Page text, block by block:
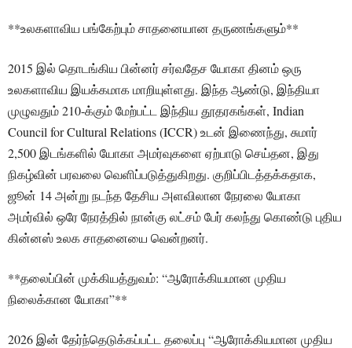
**உலகளாவிய பங்கேற்பும் சாதனையான தருணங்களும்**
2015 இல் தொடங்கிய பின்னர் சர்வதேச யோகா தினம் ஒரு
உலகளாவிய இயக்கமாக மாறியுள்ளது. இந்த ஆண்டு, இந்தியா
முழுவதும் 210-க்கும் மேற்பட்ட இந்திய தூதரகங்கள், Indian
Council for Cultural Relations (ICCR) உடன் இணைந்து, சுமார்
2,500 இடங்களில் யோகா அமர்வுகளை ஏற்பாடு செய்தன, இது
நிகழ்வின் பரவலை வெளிப்படுத்துகிறது. குறிப்பிடத்தக்கதாக,
ஜூன் 14 அன்று நடந்த தேசிய அளவிலான நேரலை யோகா
அமர்வில் ஒரே நேரத்தில் நான்கு லட்சம் பேர் கலந்து கொண்டு புதிய
கின்னஸ் உலக சாதனையை வென்றனர்.
**தலைப்பின் முக்கியத்துவம்: “ஆரோக்கியமான முதிய
நிலைக்கான யோகா”**
2026 இன் தேர்ந்தெடுக்கப்பட்ட தலைப்பு “ஆரோக்கியமான முதிய